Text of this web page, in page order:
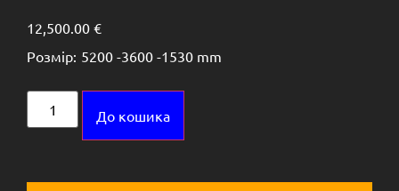
12,500.00 €
Розмір: 5200 -3600 -1530 mm
До кошика